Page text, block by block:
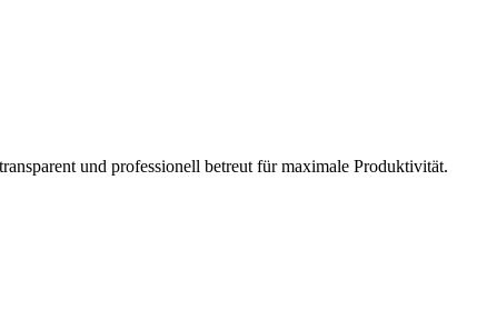
und professionell betreut für maximale Produktivität.